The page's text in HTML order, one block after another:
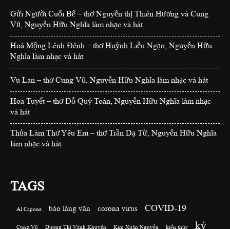
Gửi Người Cuối Bể – thơ Nguyễn thị Thiên Hương và Cung
Vũ, Nguyễn Hữu Nghĩa làm nhạc và hát
Hoá Mộng Lênh Đênh – thơ Huỳnh Liễu Ngạn, Nguyễn Hữu
Nghĩa làm nhạc và hát
Vu Lan – thơ Cung Vũ, Nguyễn Hữu Nghĩa làm nhạc và hát
Hoa Tuyết – thơ Đỗ Quý Toàn, Nguyễn Hữu Nghĩa làm nhạc
và hát
Thủa Làm Thơ Yêu Em – thơ Trần Dạ Từ, Nguyễn Hữu Nghĩa
làm nhạc và hát
TAGS
Al Capone báo làng văn corona virus COVID-19
Cung Vũ Dương Thị Vành Khuyên Kim Xuân Nguyễn kiến thức ký